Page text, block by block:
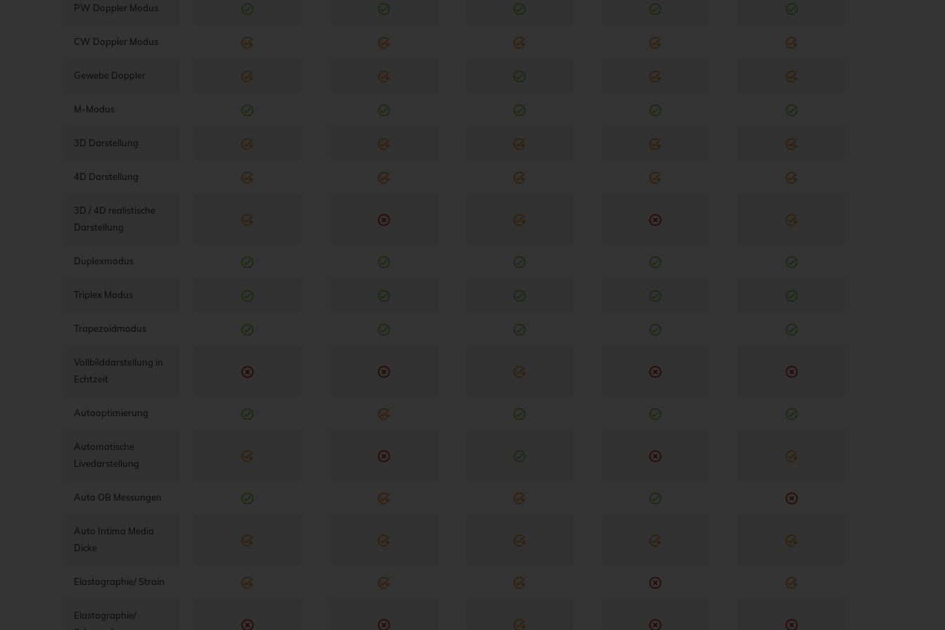
PW Doppler Modus
CW Doppler Modus
Gewebe Doppler
M-Modus
3D Darstellung
4D Darstellung
3D / 4D realistische
Darstellung
Duplexmodus
Triplex Modus
Trapezoidmodus
Vollbilddarstellung in
Echtzeit
Autooptimierung
Automatische
Livedarstellung
Auto OB Messungen
Auto Intima Media
Dicke
Elastographie/ Strain
Elastographie/